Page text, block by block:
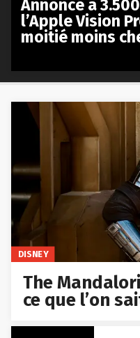
DISNEY
The
ce que l’on
Annoncé à
l’Apple Vision
moitié moins